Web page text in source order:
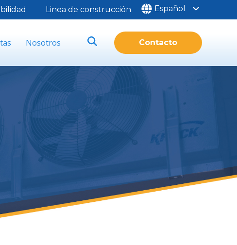
Linea de construcción Español
Nosotros Contacto